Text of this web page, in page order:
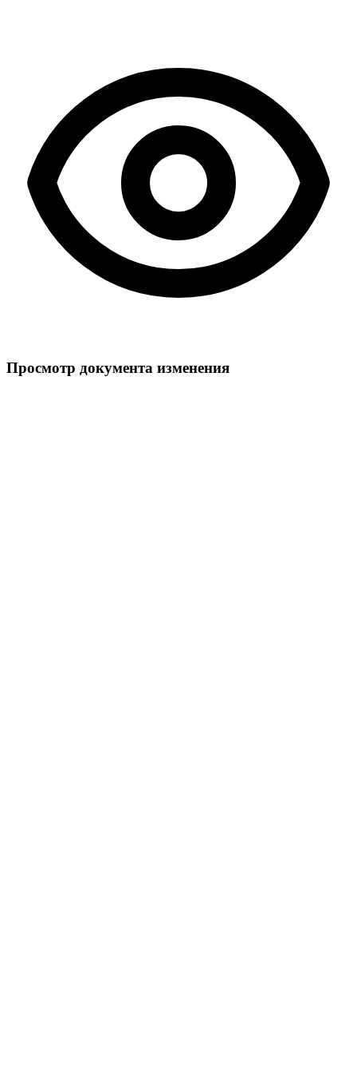
Просмотр документа изменения